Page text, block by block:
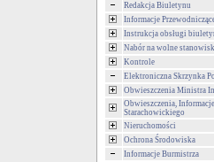
Redakcja Biuletynu
Informacje
Instrukcja obsługi
Nabór na wolne
Kontrole
Elektroniczna Skrzynka
Obwieszczenia Ministra
Obwieszczenia,
Starachowickiego
Nieruchomości
Ochrona Środowiska
Informacje Burmistrza